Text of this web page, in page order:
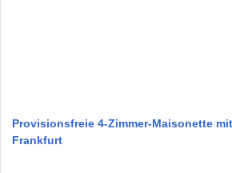
Provisionsfreie 4-Zimmer-Maisonette
Frankfurt